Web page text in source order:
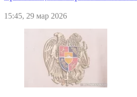
15:45, 29 мар 2026